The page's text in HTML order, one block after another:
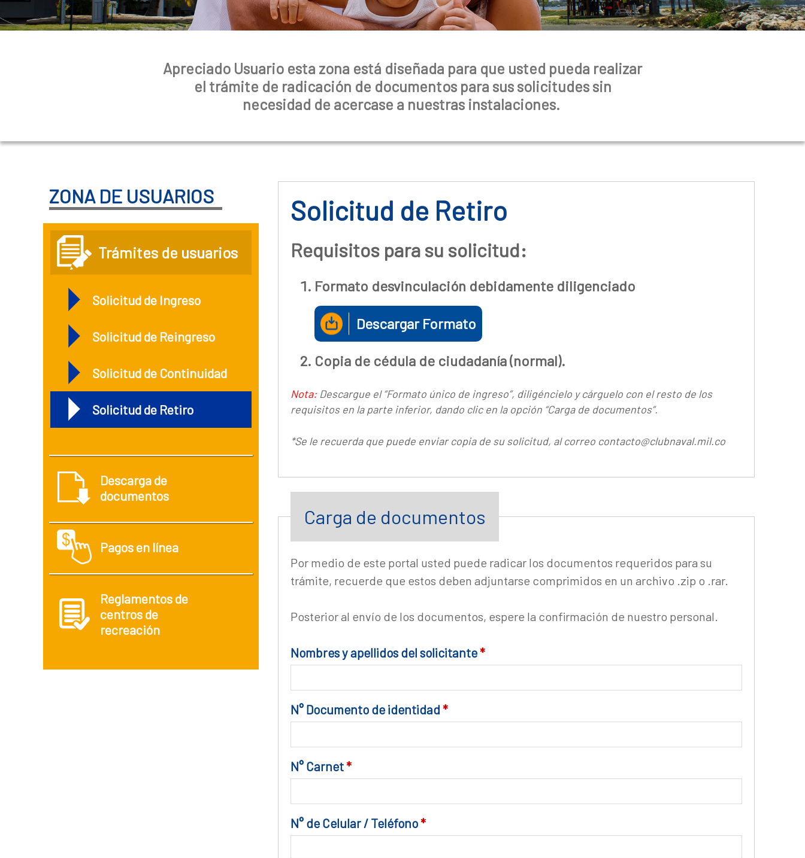
Apreciado Usuario esta zona está diseñada para que usted pueda realizar
el trámite de radicación de documentos para sus solicitudes sin
necesidad de acercase a nuestras instalaciones.
Solicitud de Retiro
Requisitos para su solicitud:
Formato desvinculación debidamente diligenciado
Descargar Formato
Copia de cédula de ciudadanía (normal).
Nota: Descargue el “Formato único de ingreso”, diligéncielo y cárguelo con el resto de los
requisitos en la parte inferior, dando clic en la opción “Carga de documentos”.
*Se le recuerda que puede enviar copia de su solicitud, al correo contacto@clubnaval.mil.co
Carga de documentos
Por medio de este portal usted puede radicar los documentos requeridos para su
trámite, recuerde que estos deben adjuntarse comprimidos en un archivo .zip o .rar.
Posterior al envío de los documentos, espere la confirmación de nuestro personal.
Nombres y apellidos del solicitante*
N° Documento de identidad *
N° Carnet*
N° de Celular / Teléfono*
ZONA DE USUARIOS
Trámites de usuarios
Solicitud de Ingreso
Solicitud de Reingreso
Solicitud de Continuidad
Solicitud de Retiro
Descarga de
documentos
Pagos en línea
Reglamentos de
centros de
recreación